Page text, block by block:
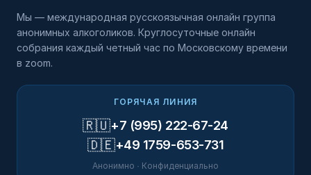
Мы — международная русскоязычная онлайн группа
анонимных алкоголиков. Круглосуточные онлайн
собрания каждый четный час по Московскому времени
в zoom.
ГОРЯЧАЯ ЛИНИЯ
🇷🇺+7 (995) 222-67-24
🇩🇪+49 1759-653-731
Анонимно · Конфиденциально